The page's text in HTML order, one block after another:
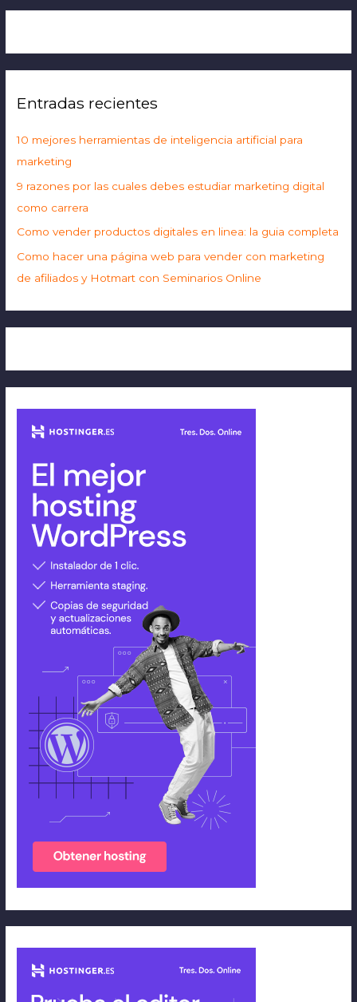
Entradas recientes
10 mejores herramientas de inteligencia artificial para
marketing
9 razones por las cuales debes estudiar marketing digital
como carrera
Como vender productos digitales en linea: la guia completa
Como hacer una página web para vender con marketing
de afiliados y Hotmart con Seminarios Online